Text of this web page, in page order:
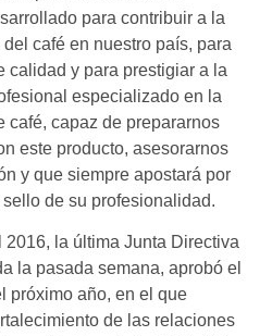
para contribuir a la
café en nuestro país, para
calidad y para prestigiar a la
especializado en la
café, capaz de prepararnos
este producto, asesorarnos
y que siempre apostará por
de su profesionalidad.
la última Junta Directiva
la pasada semana, aprobó el
próximo año, en el que
de las relaciones